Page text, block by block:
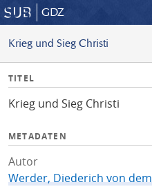
GDZ
Krieg und Sieg Christi
I
f
TITEL
Krieg und Sieg Christi
METADATEN
Autor
Werder, Diederich von dem